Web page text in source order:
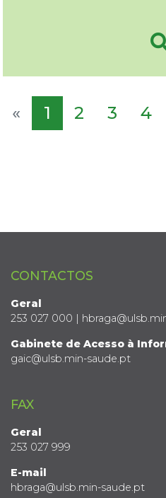
« 1 2 3 4
CONTACTOS
Geral
253 027 000 |
Gabinete de Acesso à
gaic@ulsb.min-saude.pt
FAX
Geral
253 027 999
E-mail
hbraga@ulsb.min-saude.pt